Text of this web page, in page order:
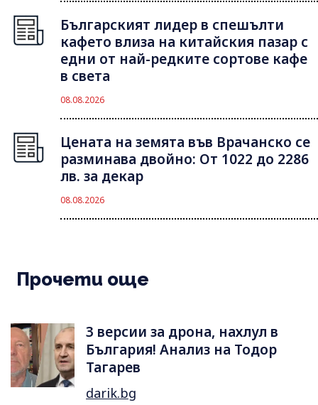
Българският лидер в спешълти
кафето влиза на китайския пазар с
едни от най-редките сортове кафе
в света
08.08.2026
Цената на земята във Врачанско се
разминава двойно: От 1022 до 2286
лв. за декар
08.08.2026
Прочети още
3 версии за дрона, нахлул в
България! Анализ на Тодор
Тагарев
darik.bg